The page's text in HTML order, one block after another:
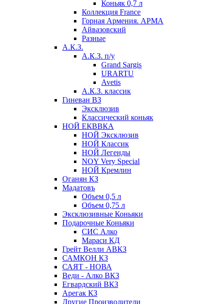
Коньяк 0,7 л
Коллекция France
Горная Армения. АРМА
Айвазовский
Разные
А.К.З.
А.К.З. п/у
Grand Sargis
URARTU
Avetis
А.К.З. классик
Гиневан ВЗ
Эксклюзив
Классический коньяк
НОЙ ЕКВВКА
НОЙ Эксклюзив
НОЙ Классик
НОЙ Легенды
NOY Very Speсial
НОЙ Кремлин
Оганян КЗ
Мадатовъ
Объем 0,5 л
Объем 0,75 л
Эксклюзивные Коньяки
Подарочные Коньяки
СИС Алко
Мараси КД
Грейт Велли АВКЗ
САМКОН КЗ
САЯТ - НОВА
Веди - Алко ВКЗ
Егвардский ВКЗ
Арегак КЗ
Другие Производители